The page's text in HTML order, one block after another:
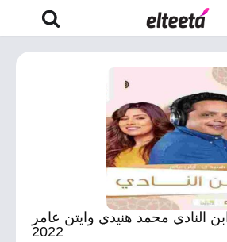
النادي محمد هنيدي وايتن عامر
2022